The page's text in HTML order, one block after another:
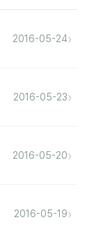
2016-05-24›
2016-05-23›
2016-05-20›
2016-05-19›